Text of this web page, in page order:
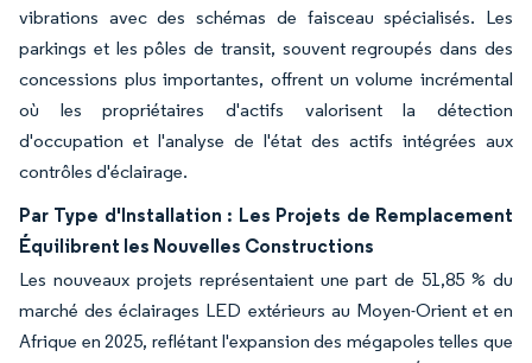
vibrations avec des schémas de faisceau spécialisés. Les
parkings et les pôles de transit, souvent regroupés dans des
concessions plus importantes, offrent un volume incrémental
où les propriétaires d'actifs valorisent la détection
d'occupation et l'analyse de l'état des actifs intégrées aux
contrôles d'éclairage.
Par Type d'Installation : Les Projets de Remplacement
Équilibrent les Nouvelles Constructions
Les nouveaux projets représentaient une part de 51,85 % du
marché des éclairages LED extérieurs au Moyen-Orient et en
Afrique en 2025, reflétant l'expansion des mégapoles telles que